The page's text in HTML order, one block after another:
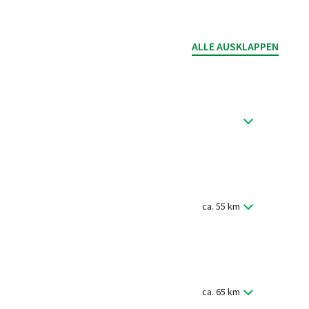
ALLE AUSKLAPPEN
ca. 55 km
ca. 65 km